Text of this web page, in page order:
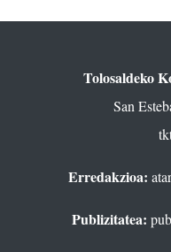
Tolosaldeko
San
Erredakzioa:
Publizitatea: